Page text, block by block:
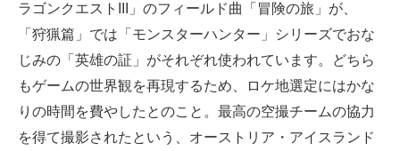
ラゴンクエストIII」のフィールド曲「冒険の旅」が、
「狩猟篇」では「モンスターハンター」シリーズでおな
じみの「英雄の証」がそれぞれ使われています。どちら
もゲームの世界観を再現するため、ロケ地選定にはかな
りの時間を費やしたとのこと。最高の空撮チームの協力
を得て撮影されたという、オーストリア・アイスランド